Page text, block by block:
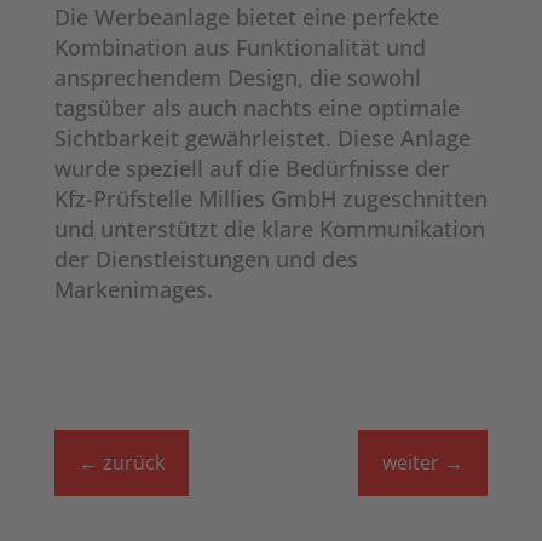
Die Werbeanlage bietet eine perfekte
Kombination aus Funktionalität und
ansprechendem Design, die sowohl
tagsüber als auch nachts eine optimale
Sichtbarkeit gewährleistet. Diese Anlage
wurde speziell auf die Bedürfnisse der
Kfz-Prüfstelle Millies GmbH zugeschnitten
und unterstützt die klare Kommunikation
der Dienstleistungen und des
Markenimages.
← zurück weiter →